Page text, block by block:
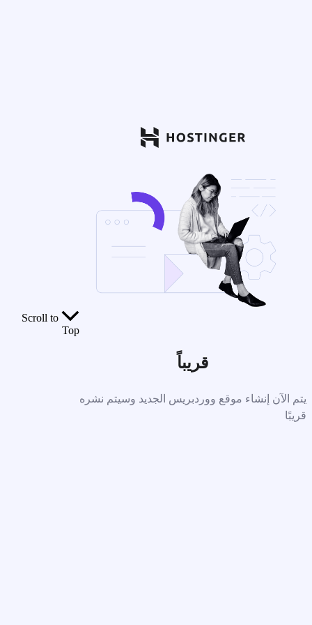
قريباً
يتم الآن إنشاء موقع ووردبريس الجديد وسيتم نشره
قريبًا
Scroll to
Top